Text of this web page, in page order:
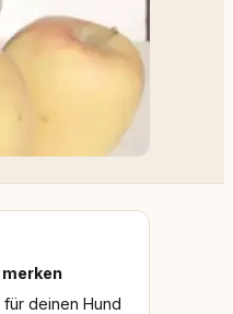
merken
deinen Hund